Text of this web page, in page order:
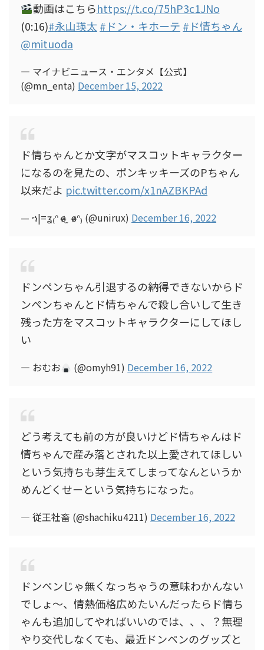
動画はこちらhttps://t.co/75hP3c1JNo
(0:16)#永山瑛太 #ドン・キホーテ #ド情ちゃん
@mituoda
— マイナビニュース・エンタメ【公式】
(@mn_enta) December 15, 2022
ド情ちゃんとか文字がマスコットキャラクター
になるのを見たの、ポンキッキーズのPちゃん
以来だよ pic.twitter.com/x1nAZBKPAd
— ኀ|=ʓ₍ᐢ ɞ̴̶̷ ̫ ɞ̴̶̷ᐢ₎ (@unirux) December 16, 2022
ドンペンちゃん引退するの納得できないからド
ンペンちゃんとド情ちゃんで殺し合いして生き
残った方をマスコットキャラクターにしてほし
い
— おむお (@omyh91) December 16, 2022
どう考えても前の方が良いけどド情ちゃんはド
情ちゃんで産み落とされた以上愛されてほしい
という気持ちも芽生えてしまってなんというか
めんどくせーという気持ちになった。
— 従王社畜 (@shachiku4211) December 16, 2022
ドンペンじゃ無くなっちゃうの意味わかんない
でしょ〜、情熱価格広めたいんだったらド情ち
ゃんも追加してやればいいのでは、、、？無理
やり交代しなくても、最近ドンペンのグッズと